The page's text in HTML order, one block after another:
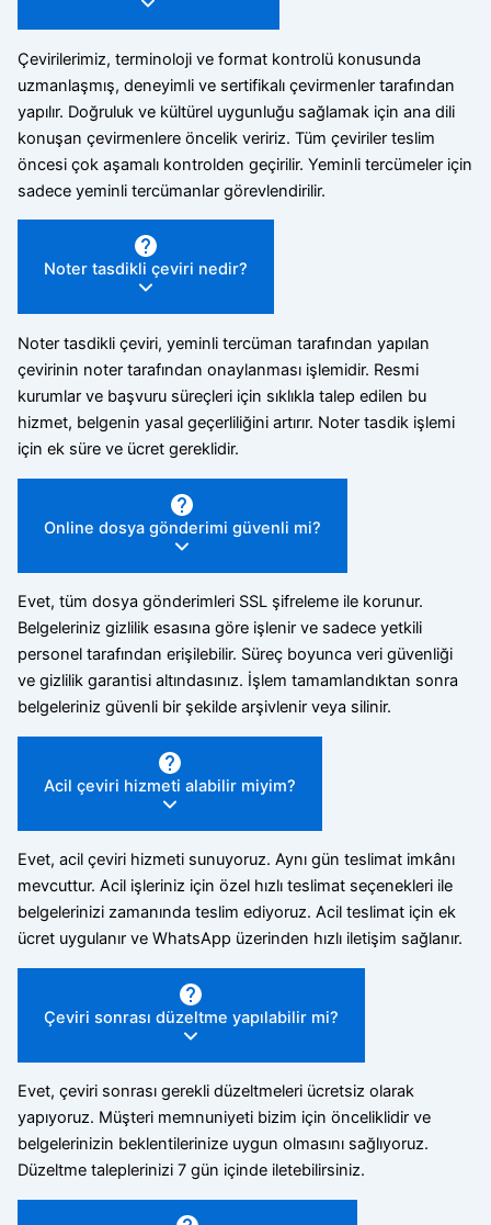
Çevirilerimiz, terminoloji ve format kontrolü konusunda
uzmanlaşmış, deneyimli ve sertifikalı çevirmenler tarafından
yapılır. Doğruluk ve kültürel uygunluğu sağlamak için ana dili
konuşan çevirmenlere öncelik veririz. Tüm çeviriler teslim
öncesi çok aşamalı kontrolden geçirilir. Yeminli tercümeler için
sadece yeminli tercümanlar görevlendirilir.
Noter tasdikli çeviri nedir?
Noter tasdikli çeviri, yeminli tercüman tarafından yapılan
çevirinin noter tarafından onaylanması işlemidir. Resmi
kurumlar ve başvuru süreçleri için sıklıkla talep edilen bu
hizmet, belgenin yasal geçerliliğini artırır. Noter tasdik işlemi
için ek süre ve ücret gereklidir.
Online dosya gönderimi güvenli mi?
Evet, tüm dosya gönderimleri SSL şifreleme ile korunur.
Belgeleriniz gizlilik esasına göre işlenir ve sadece yetkili
personel tarafından erişilebilir. Süreç boyunca veri güvenliği
ve gizlilik garantisi altındasınız. İşlem tamamlandıktan sonra
belgeleriniz güvenli bir şekilde arşivlenir veya silinir.
Acil çeviri hizmeti alabilir miyim?
Evet, acil çeviri hizmeti sunuyoruz. Aynı gün teslimat imkânı
mevcuttur. Acil işleriniz için özel hızlı teslimat seçenekleri ile
belgelerinizi zamanında teslim ediyoruz. Acil teslimat için ek
ücret uygulanır ve WhatsApp üzerinden hızlı iletişim sağlanır.
Çeviri sonrası düzeltme yapılabilir mi?
Evet, çeviri sonrası gerekli düzeltmeleri ücretsiz olarak
yapıyoruz. Müşteri memnuniyeti bizim için önceliklidir ve
belgelerinizin beklentilerinize uygun olmasını sağlıyoruz.
Düzeltme taleplerinizi 7 gün içinde iletebilirsiniz.